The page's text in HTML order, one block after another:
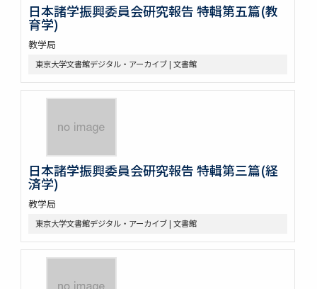
日本諸学振興委員会研究報告 特輯第五篇(教
育学)
教学局
東京大学文書館デジタル・アーカイブ | 文書館
日本諸学振興委員会研究報告 特輯第三篇(経
済学)
教学局
東京大学文書館デジタル・アーカイブ | 文書館